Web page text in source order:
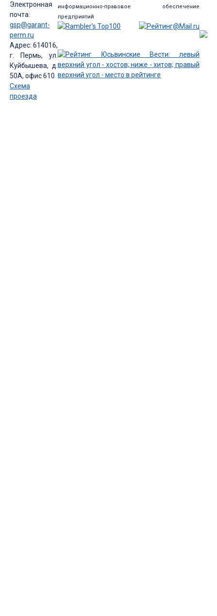
Электронная
почта:
gsp@garant-
perm.ru
Адрес: 614016,
г. Пермь, ул.
Куйбышева, д.
50А, офис 610
Схема
проезда
информационно-правовое обеспечение
предприятий